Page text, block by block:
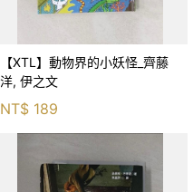
【XTL】動物界的小妖怪_齊藤
洋, 伊之文
NT$ 189